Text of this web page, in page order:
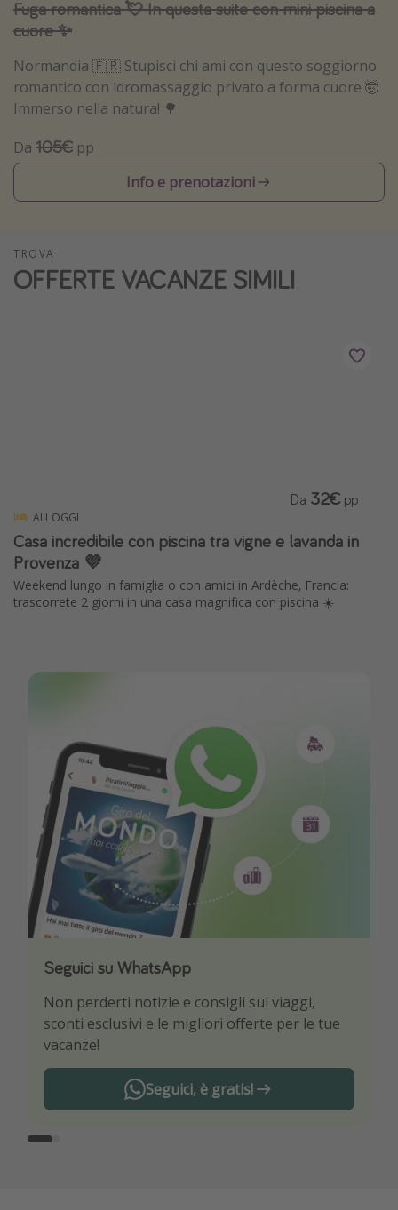
Vacanze con bambini
Viaggi per single
Travel magazine
Calendario di viaggio
Città più visitate
Fuga romantica 💘 In questa suite con mini piscina a
cuore ✨
Normandia 🇫🇷 Stupisci chi ami con questo soggiorno
romantico con idromassaggio privato a forma cuore 🤯
Immerso nella natura! 🌳
Da 105€ pp
Info e prenotazioni
TROVA
OFFERTE VACANZE SIMILI
ALLOGGI
Casa incredibile con piscina tra vigne e lavanda in
Provenza 💜
Weekend lungo in famiglia o con amici in Ardèche, Francia:
trascorrete 2 giorni in una casa magnifica con piscina ☀️
Da 32€ pp
Seguici su WhatsApp
Non perderti notizie e consigli sui viaggi,
sconti esclusivi e le migliori offerte per le tue
vacanze!
Seguici, è gratis!
Scarica la nostra App
Sii il primo a conoscere le migliori offerte di
viaggio